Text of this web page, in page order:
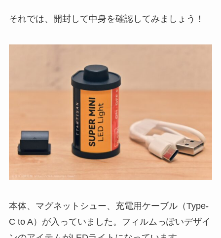
それでは、開封して中身を確認してみましょう！
本体、マグネットシュー、充電用ケーブル（Type-
C to A）が入っていました。フィルムっぽいデザイ